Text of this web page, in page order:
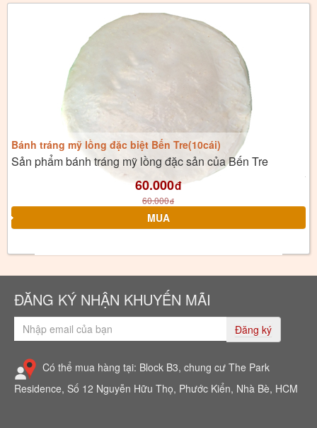
Bánh tráng mỹ lồng đặc biệt Bến Tre(10cái)
Sản phẩm bánh tráng mỹ lồng đặc sản của Bến Tre
60.000đ
60.000đ
ĐĂNG KÝ NHẬN KHUYẾN MÃI
Đăng ký
Có thể mua hàng tại: Block B3, chung cư The Park
Residence, Số 12 Nguyễn Hữu Thọ, Phước Kiển, Nhà Bè, HCM